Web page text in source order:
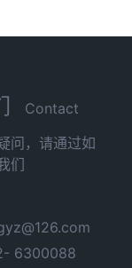
Contact
问，请通过如
们
6300088